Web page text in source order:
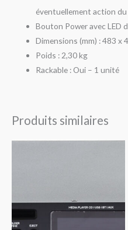
éventuellement action du
Bouton Power avec LED
Dimensions (mm) : 483 x
Poids : 2,30 kg
Rackable : Oui – 1 unité
Produits similaires